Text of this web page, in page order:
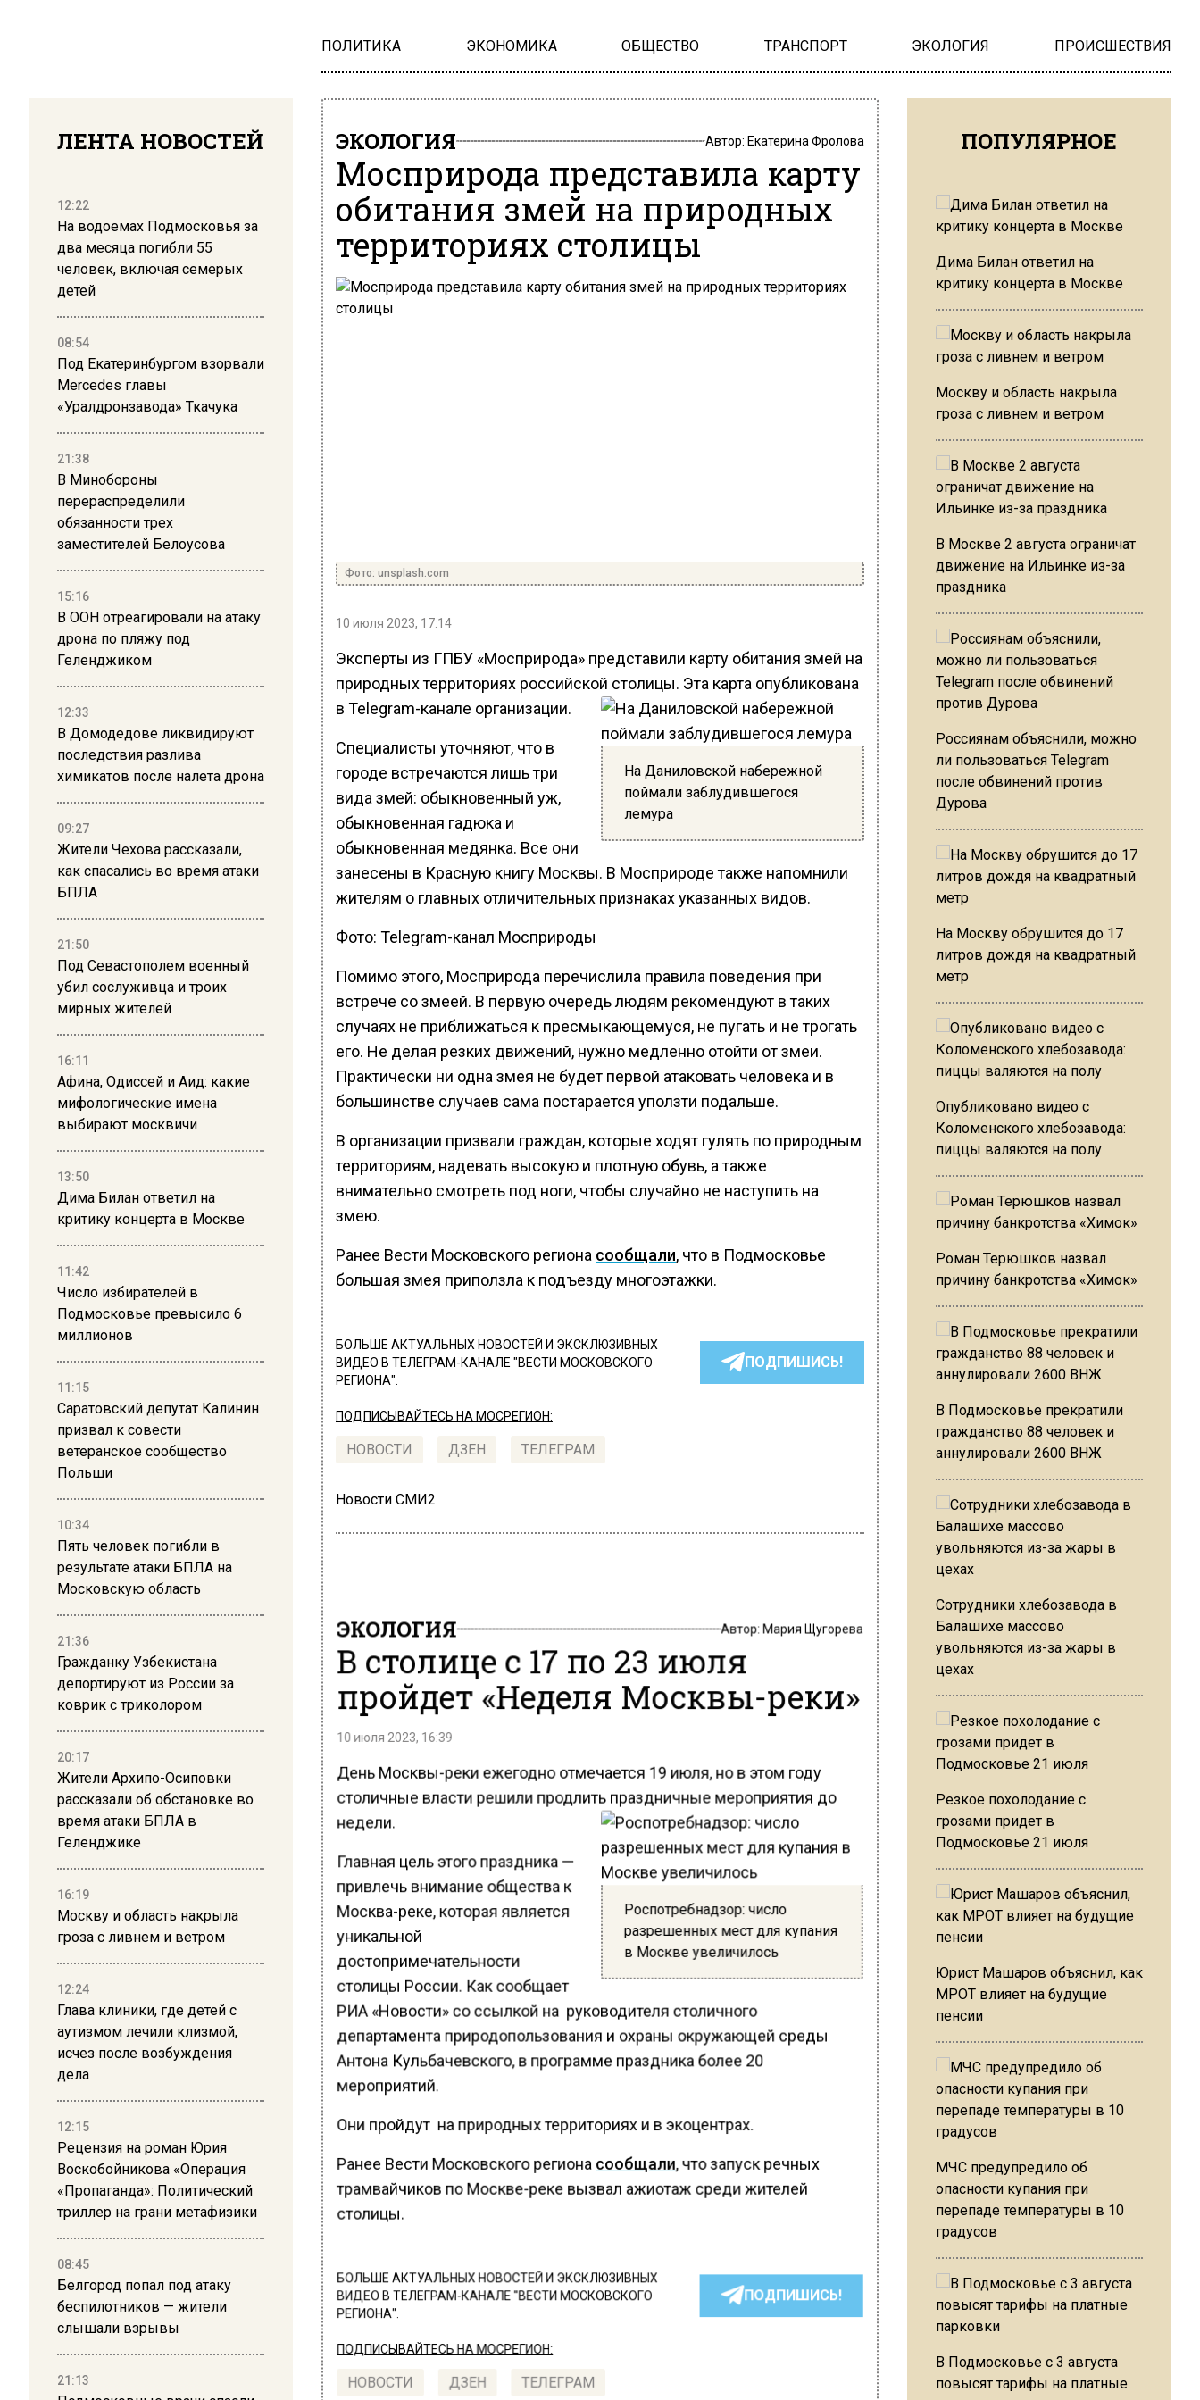
ПОЛИТИКА ЭКОНОМИКА ОБЩЕСТВО ТРАНСПОРТ ЭКОЛОГИЯ ПРОИСШЕСТВИЯ
ЛЕНТА НОВОСТЕЙ
12:22
На водоемах Подмосковья за
два месяца погибли 55
человек, включая семерых
детей
08:54
Под Екатеринбургом взорвали
Mercedes главы
«Уралдронзавода» Ткачука
21:38
В Минобороны
перераспределили
обязанности трех
заместителей Белоусова
15:16
В ООН отреагировали на атаку
дрона по пляжу под
Геленджиком
12:33
В Домодедове ликвидируют
последствия разлива
химикатов после налета дрона
09:27
Жители Чехова рассказали,
как спасались во время атаки
БПЛА
21:50
Под Севастополем военный
убил сослуживца и троих
мирных жителей
16:11
Афина, Одиссей и Аид: какие
мифологические имена
выбирают москвичи
13:50
Дима Билан ответил на
критику концерта в Москве
11:42
Число избирателей в
Подмосковье превысило 6
миллионов
11:15
Саратовский депутат Калинин
призвал к совести
ветеранское сообщество
Польши
10:34
Пять человек погибли в
результате атаки БПЛА на
Московскую область
21:36
Гражданку Узбекистана
депортируют из России за
коврик с триколором
20:17
Жители Архипо-Осиповки
рассказали об обстановке во
время атаки БПЛА в
Геленджике
16:19
Москву и область накрыла
гроза с ливнем и ветром
12:24
Глава клиники, где детей с
аутизмом лечили клизмой,
исчез после возбуждения
дела
12:15
Рецензия на роман Юрия
Воскобойникова «Операция
«Пропаганда»: Политический
триллер на грани метафизики
08:45
Белгород попал под атаку
беспилотников — жители
слышали взрывы
21:13
ЭКОЛОГИЯ Автор: Екатерина Фролова
Мосприрода представила карту
обитания змей на природных
территориях столицы
Фото: unsplash.com
10 июля 2023, 17:14
Эксперты из ГПБУ «Мосприрода» представили карту обитания змей на
природных территориях российской столицы. Эта карта опубликована
в Telegram-канале организации.
На Даниловской набережной
поймали заблудившегося
лемура
Специалисты уточняют, что в
городе встречаются лишь три
вида змей: обыкновенный уж,
обыкновенная гадюка и
обыкновенная медянка. Все они
занесены в Красную книгу Москвы. В Мосприроде также напомнили
жителям о главных отличительных признаках указанных видов.
Фото: Telegram-канал Мосприроды
Помимо этого, Мосприрода перечислила правила поведения при
встрече со змеей. В первую очередь людям рекомендуют в таких
случаях не приближаться к пресмыкающемуся, не пугать и не трогать
его. Не делая резких движений, нужно медленно отойти от змеи.
Практически ни одна змея не будет первой атаковать человека и в
большинстве случаев сама постарается уползти подальше.
В организации призвали граждан, которые ходят гулять по природным
территориям, надевать высокую и плотную обувь, а также
внимательно смотреть под ноги, чтобы случайно не наступить на
змею.
Ранее Вести Московского региона сообщали, что в Подмосковье
большая змея приползла к подъезду многоэтажки.
БОЛЬШЕ АКТУАЛЬНЫХ НОВОСТЕЙ И ЭКСКЛЮЗИВНЫХ
ВИДЕО В ТЕЛЕГРАМ-КАНАЛЕ "ВЕСТИ МОСКОВСКОГО
РЕГИОНА".
ПОДПИШИСЬ!
ПОДПИСЫВАЙТЕСЬ НА МОСРЕГИОН:
НОВОСТИ ДЗЕН ТЕЛЕГРАМ
Новости СМИ2
ЭКОЛОГИЯ Автор:Мария Щугорева
В столице с 17 по 23 июля
пройдет «Неделя Москвы-реки»
10 июля 2023, 16:39
День Москвы-реки ежегодно отмечается 19 июля, но в этом году
столичные власти решили продлить праздничные мероприятия до
недели.
Роспотребнадзор: число
разрешенных мест для купания
в Москве увеличилось
Главная цель этого праздника —
привлечь внимание общества к
Москва-реке, которая является
уникальной
достопримечательности
столицы России. Как сообщает
РИА «Новости» со ссылкой на руководителя столичного
департамента природопользования и охраны окружающей среды
Антона Кульбачевского, в программе праздника более 20
мероприятий.
Они пройдут на природных территориях и в экоцентрах.
Ранее Вести Московского региона сообщали, что запуск речных
трамвайчиков по Москве-реке вызвал ажиотаж среди жителей
столицы.
БОЛЬШЕ АКТУАЛЬНЫХ НОВОСТЕЙ И ЭКСКЛЮЗИВНЫХ
ВИДЕО В ТЕЛЕГРАМ-КАНАЛЕ "ВЕСТИ МОСКОВСКОГО
РЕГИОНА".
ПОДПИШИСЬ!
ПОДПИСЫВАЙТЕСЬ НА МОСРЕГИОН:
НОВОСТИ ДЗЕН ТЕЛЕГРАМ
ПОПУЛЯРНОЕ
Дима Билан ответил на
критику концерта в Москве
Москву и область накрыла
гроза с ливнем и ветром
В Москве 2 августа ограничат
движение на Ильинке из-за
праздника
Россиянам объяснили, можно
ли пользоваться Telegram
после обвинений против
Дурова
На Москву обрушится до 17
литров дождя на квадратный
метр
Опубликовано видео с
Коломенского хлебозавода:
пиццы валяются на полу
Роман Терюшков назвал
причину банкротства «Химок»
В Подмосковье прекратили
гражданство 88 человек и
аннулировали 2600 ВНЖ
Сотрудники хлебозавода в
Балашихе массово
увольняются из-за жары в
цехах
Резкое похолодание с
грозами придет в
Подмосковье 21 июля
Юрист Машаров объяснил, как
МРОТ влияет на будущие
пенсии
МЧС предупредило об
опасности купания при
перепаде температуры в 10
градусов
В Подмосковье с 3 августа
повысят тарифы на платные